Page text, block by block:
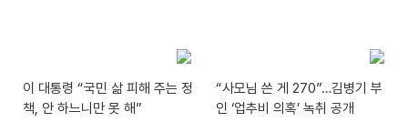
이 대통령 “국민 삶 피해 주는 정
책, 안 하느니만 못 해”
“사모님 쓴 게 270”…김병기 부
인 ‘업추비 의혹’ 녹취 공개